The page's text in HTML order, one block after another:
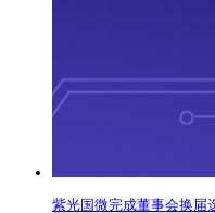
紫光国微完成董事会换届